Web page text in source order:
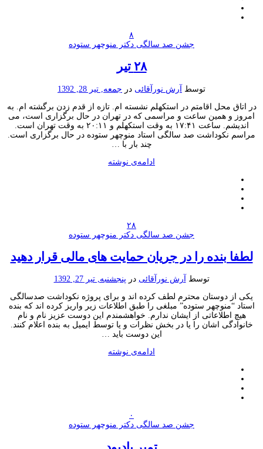
جشن صد سالگی دکتر منوچهر ستوده
۲۸ تیر
توسطآرش نورآقائی در جمعه, تیر 28, 1392
در اتاق محل اقامتم در استکهلم نشسته ام. تازه از قدم زدن برگشته ام. به
امروز و همین ساعت و مراسمی که در تهران در حال برگزاری است، می
اندیشم. ساعت ۱۷:۴۱ به وقت استکهلم و ۲۰:۱۱ به وقت تهران است.
مراسم نکوداشت صد سالگی استاد منوچهر ستوده در حال برگزاری است.
چند بار با …
ادامه‌ی نوشته
۲۸
جشن صد سالگی دکتر منوچهر ستوده
لطفا بنده را در جریان حمایت های مالی قرار دهید
توسطآرش نورآقائی در پنجشنبه, تیر 27, 1392
یکی از دوستان محترم لطف کرده اند و برای پروژه نکوداشت صدسالگی
استاد “منوچهر ستوده” مبلغی را طبق اطلاعات زیر واریز کرده اند که بنده
هیچ اطلاعاتی از ایشان ندارم. خواهشمندم این دوست عزیز نام و نام
خانوادگی اشان را یا در بخش نظرات و یا توسط ایمیل به بنده اعلام کنند.
این دوست باید …
ادامه‌ی نوشته
جشن صد سالگی دکتر منوچهر ستوده